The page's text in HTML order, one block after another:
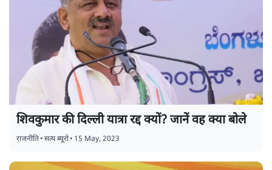
शिवकुमार की दिल्ली यात्रा रद्द क्यों? जानें वह क्या बोले
राजनीति•सत्य ब्यूरो• 15 May, 2023